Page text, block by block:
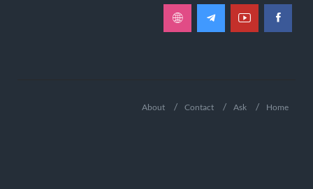
Home
Ask
Contact
About